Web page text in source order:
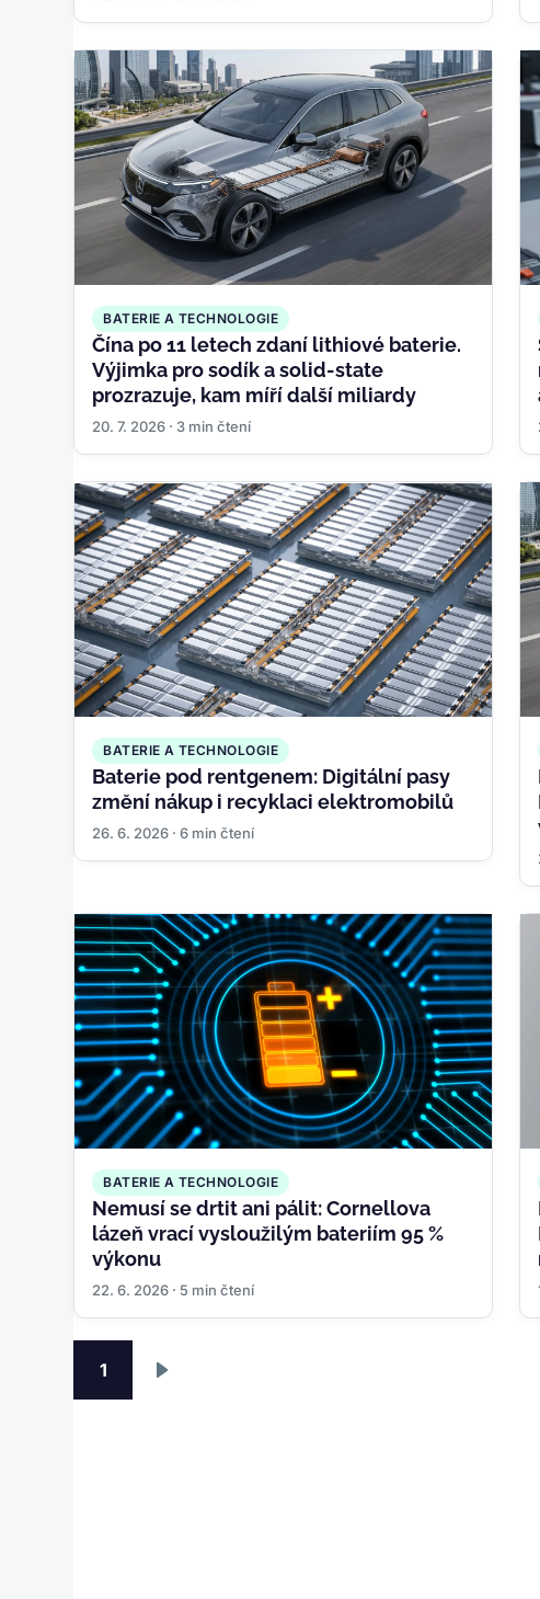
BATERIE A TECHNOLOGIE
Čína po 11 letech zdaní lithiové baterie.
Výjimka pro sodík a solid-state
prozrazuje, kam míří další miliardy
20. 7. 2026 · 3 min čtení
BATERIE A TECHNOLOGIE
Baterie pod rentgenem: Digitální pasy
změní nákup i recyklaci elektromobilů
26. 6. 2026 · 6 min čtení
BATERIE A TECHNOLOGIE
Nemusí se drtit ani pálit: Cornellova
lázeň vrací vysloužilým bateriím 95 %
výkonu
22. 6. 2026 · 5 min čtení
1